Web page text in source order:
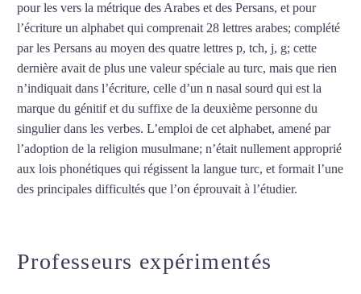
pour les vers la métrique des Arabes et des Persans, et pour
l’écriture un alphabet qui comprenait 28 lettres arabes; complété
par les Persans au moyen des quatre lettres p, tch, j, g; cette
dernière avait de plus une valeur spéciale au turc, mais que rien
n’indiquait dans l’écriture, celle d’un n nasal sourd qui est la
marque du génitif et du suffixe de la deuxième personne du
singulier dans les verbes. L’emploi de cet alphabet, amené par
l’adoption de la religion musulmane; n’était nullement approprié
aux lois phonétiques qui régissent la langue turc, et formait l’une
des principales difficultés que l’on éprouvait à l’étudier.
Professeurs expérimentés